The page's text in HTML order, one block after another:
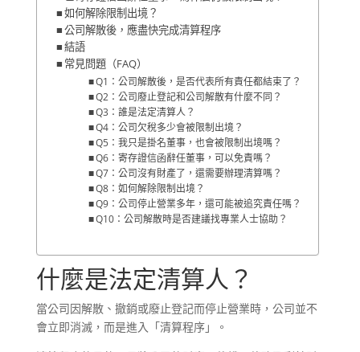
如何解除限制出境？
公司解散後，應盡快完成清算程序
結語
常見問題（FAQ）
Q1：公司解散後，是否代表所有責任都結束了？
Q2：公司廢止登記和公司解散有什麼不同？
Q3：誰是法定清算人？
Q4：公司欠稅多少會被限制出境？
Q5：我只是掛名董事，也會被限制出境嗎？
Q6：寄存證信函辭任董事，可以免責嗎？
Q7：公司沒有財產了，還需要辦理清算嗎？
Q8：如何解除限制出境？
Q9：公司停止營業多年，還可能被追究責任嗎？
Q10：公司解散時是否建議找專業人士協助？
什麼是法定清算人？
當公司因解散、撤銷或廢止登記而停止營業時，公司並不
會立即消滅，而是進入「清算程序」。